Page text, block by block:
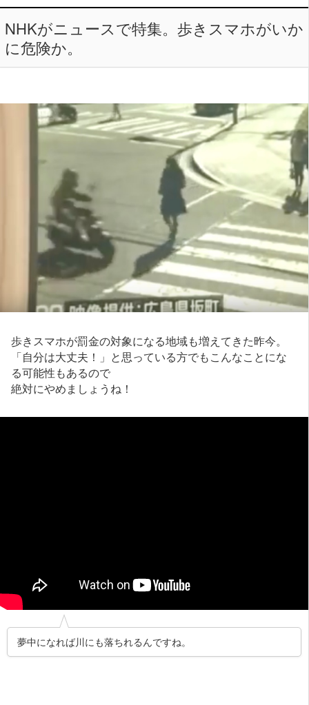
NHKがニュースで特集。歩きスマホがいか
に危険か。
歩きスマホが罰金の対象になる地域も増えてきた昨今。
「自分は大丈夫！」と思っている方でもこんなことにな
る可能性もあるので
絶対にやめましょうね！
夢中になれば川にも落ちれるんですね。